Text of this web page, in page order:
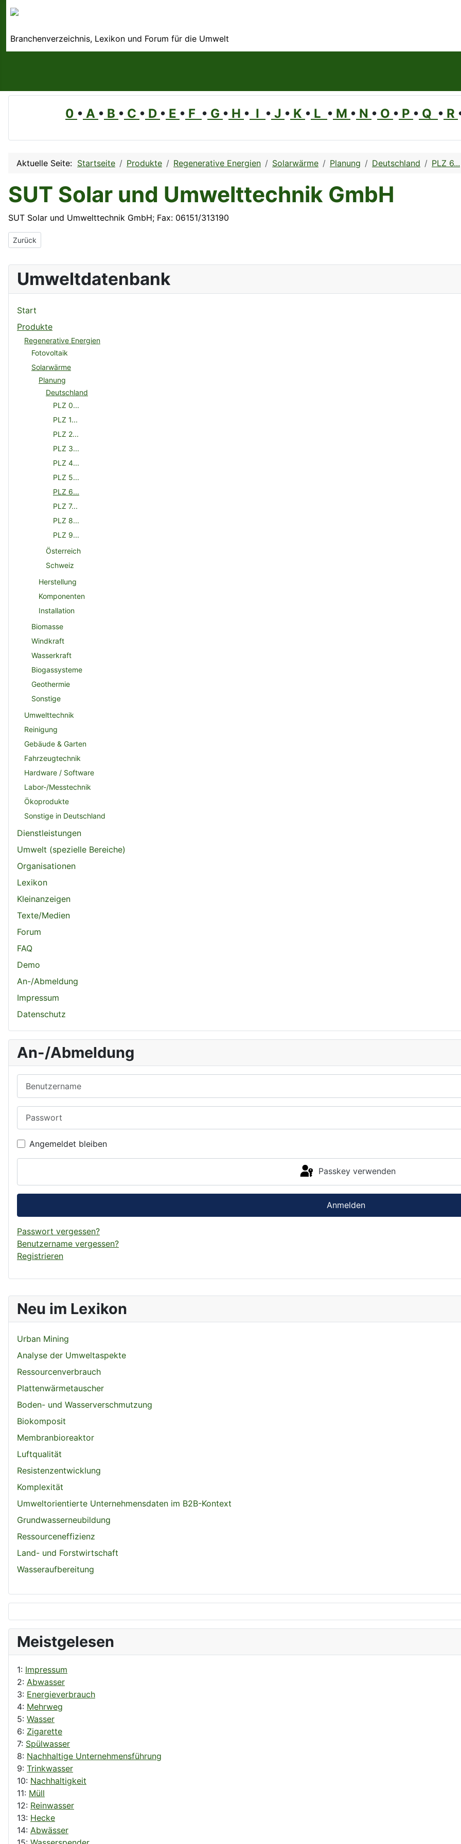
Branchenverzeichnis, Lexikon und Forum für die Umwelt
0 • A • B • C • D • E • F • G • H • I • J • K • L • M • N • O • P • Q • R
Neu im Lexikon
Urban Mining
Analyse der Umweltaspekte
Ressourcenverbrauch
Plattenwärmetauscher
Boden- und Wasserverschmutzung
Biokomposit
Membranbioreaktor
Luftqualität
Resistenzentwicklung
Komplexität
Umweltorientierte Unternehmensdaten im B2B-Kontext
Grundwasserneubildung
Ressourceneffizienz
Land- und Forstwirtschaft
Wasseraufbereitung
Meistgelesen
1: Impressum
2: Abwasser
3: Energieverbrauch
4: Mehrweg
5: Wasser
6: Zigarette
7: Spülwasser
8: Nachhaltige Unternehmensführung
9: Trinkwasser
10: Nachhaltigkeit
11: Müll
12: Reinwasser
13: Hecke
14: Abwässer
Aktuelle Seite: Startseite Produkte Regenerative Energien Solarwärme Planung Deutschland PLZ 6...
SUT Solar und Umwelttechnik GmbH
SUT Solar und Umwelttechnik GmbH; Fax: 06151/313190
Vorheriger Beitrag: Solartec - Solare Energie
Zurück
Umweltdatenbank
Start
Produkte
Regenerative Energien
Fotovoltaik
Solarwärme
Planung
Deutschland
PLZ 0...
PLZ 1...
PLZ 2...
PLZ 3...
PLZ 4...
PLZ 5...
PLZ 6...
PLZ 7...
PLZ 8...
PLZ 9...
Österreich
Schweiz
Herstellung
Komponenten
Installation
Biomasse
Windkraft
Wasserkraft
Biogassysteme
Geothermie
Sonstige
Umwelttechnik
Reinigung
Gebäude & Garten
Fahrzeugtechnik
Hardware / Software
Labor-/Messtechnik
Ökoprodukte
Sonstige in Deutschland
Dienstleistungen
Umwelt (spezielle Bereiche)
Organisationen
Lexikon
Kleinanzeigen
Texte/Medien
Forum
FAQ
Demo
An-/Abmeldung
Impressum
Datenschutz
An-/Abmeldung
Angemeldet bleiben
Passkey verwenden
Anmelden
Passwort vergessen?
Benutzername vergessen?
Registrieren